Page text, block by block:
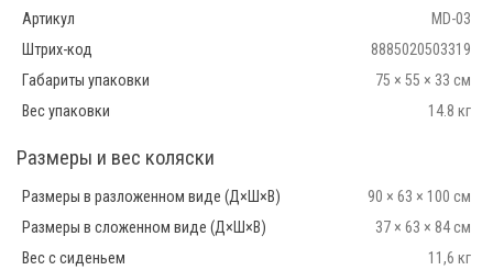
Артикул
MD-03
Штрих-код
8885020503319
Габариты упаковки
75 × 55 × 33 см
Вес упаковки
14.8 кг
Размеры и вес коляски
Размеры в разложенном виде (Д×Ш×В)
90 × 63 × 100 см
Размеры в сложенном виде (Д×Ш×В)
37 × 63 × 84 см
Вес с сиденьем
11,6 кг